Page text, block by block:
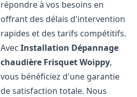
répondre à vos besoins en
offrant des délais d'intervention
rapides et des tarifs compétitifs.
AvecInstallation Dépannage
chaudière FrisquetWoippy,
vous bénéficiez d'une garantie
de satisfaction totale. Nous